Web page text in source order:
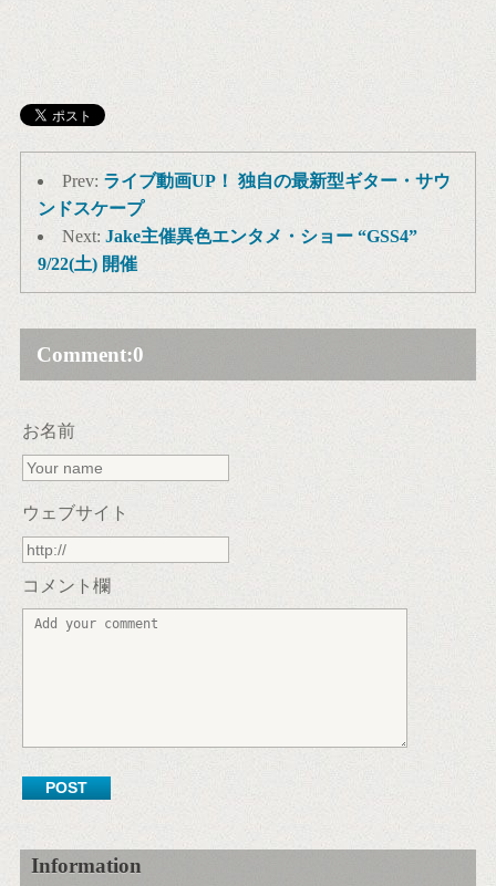
Prev: ライブ動画UP！ 独自の最新型ギター・サウ
ンドスケープ
Next: Jake主催異色エンタメ・ショー “GSS4”
9/22(土) 開催
Comment:0
お名前
ウェブサイト
コメント欄
Information